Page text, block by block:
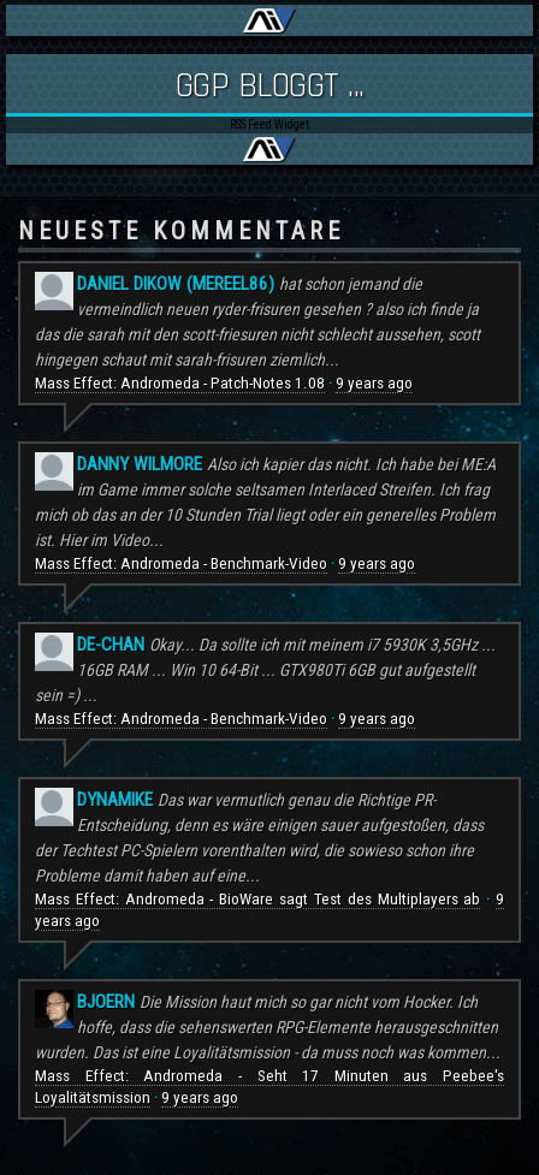
GGP BLOGGT ...
RSS Feed Widget
NEUESTE KOMMENTARE
DANIEL DIKOW (MEREEL86) hat schon jemand die
vermeindlich neuen ryder-frisuren gesehen ? also ich finde ja
das die sarah mit den scott-friesuren nicht schlecht aussehen, scott
hingegen schaut mit sarah-frisuren ziemlich...
Mass Effect: Andromeda - Patch-Notes 1.08 · 9 years ago
DANNY WILMORE Also ich kapier das nicht. Ich habe bei ME:A
im Game immer solche seltsamen Interlaced Streifen. Ich frag
mich ob das an der 10 Stunden Trial liegt oder ein generelles Problem
ist. Hier im Video...
Mass Effect: Andromeda - Benchmark-Video · 9 years ago
DE-CHAN Okay... Da sollte ich mit meinem i7 5930K 3,5GHz ...
16GB RAM ... Win 10 64-Bit ... GTX980Ti 6GB gut aufgestellt
sein =) ...
Mass Effect: Andromeda - Benchmark-Video · 9 years ago
DYNAMIKE Das war vermutlich genau die Richtige PR-
Entscheidung, denn es wäre einigen sauer aufgestoßen, dass
der Techtest PC-Spielern vorenthalten wird, die sowieso schon ihre
Probleme damit haben auf eine...
Mass Effect: Andromeda - BioWare sagt Test des Multiplayers ab ·9
years ago
BJOERN Die Mission haut mich so gar nicht vom Hocker. Ich
hoffe, dass die sehenswerten RPG-Elemente herausgeschnitten
wurden. Das ist eine Loyalitätsmission - da muss noch was kommen...
Mass Effect: Andromeda - Seht 17 Minuten aus Peebee's
Loyalitätsmission · 9 years ago